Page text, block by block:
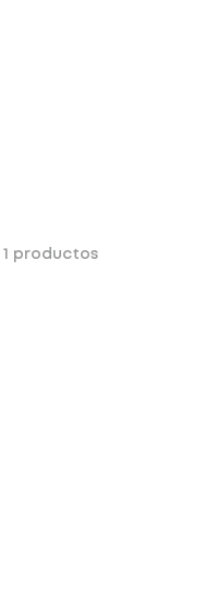
productos